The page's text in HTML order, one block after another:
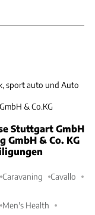
sport auto und Auto
& Co.KG
Stuttgart GmbH
GmbH & Co. KG
Caravaning Cavallo
Men's Health